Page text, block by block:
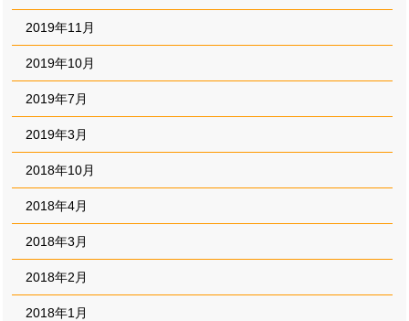
2019年11月
2019年10月
2019年7月
2019年3月
2018年10月
2018年4月
2018年3月
2018年2月
2018年1月